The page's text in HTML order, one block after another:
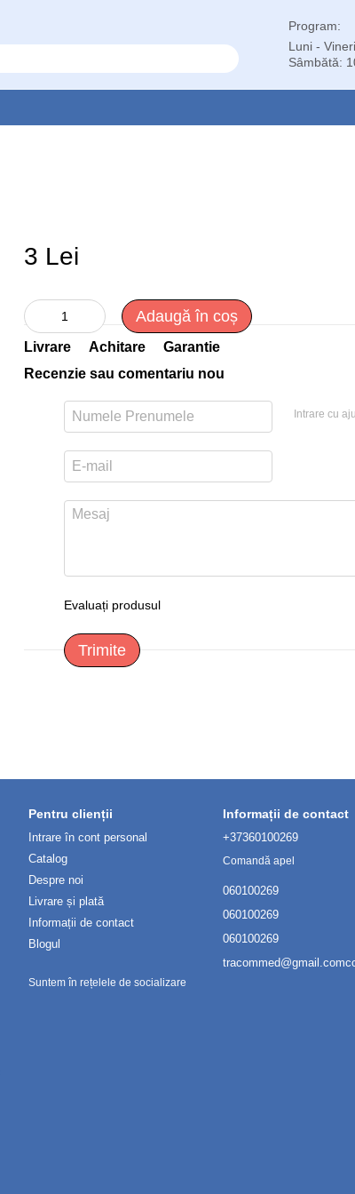
Program:
Luni -
Sâmbătă:
3 Lei
Adaugă în coș
Livrare Achitare
Garantie
Recenzie sau comentariu nou
Intrare cu
Evaluați produsul
Trimite
Pentru clienții
Intrare în cont personal
Catalog
Despre noi
Livrare și plată
Informații de contact
Blogul
Suntem în rețelele de socializare
Informații de contact
+37360100269
Comandă apel
060100269
060100269
060100269